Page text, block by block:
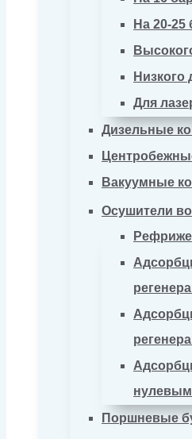
На 20-25
Низкого
Для
Дизельные
Вакуумные
Осушители
Поршневые